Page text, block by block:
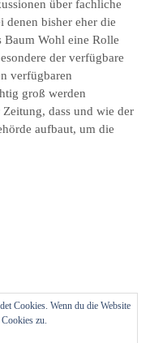
über fachliche
denen bisher eher die
Baum Wohl eine Rolle
der verfügbare
verfügbaren
groß werden
dass und wie der
aufbaut, um die
Cookies. Wenn du die Website
zu.